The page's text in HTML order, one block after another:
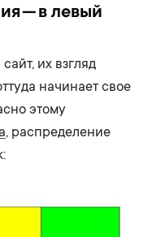
— в левый
их взгляд
начинает свое
этому
, распределение